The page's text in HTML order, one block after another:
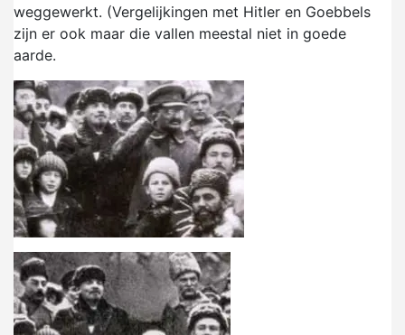
weggewerkt. (Vergelijkingen met Hitler en Goebbels
zijn er ook maar die vallen meestal niet in goede
aarde.